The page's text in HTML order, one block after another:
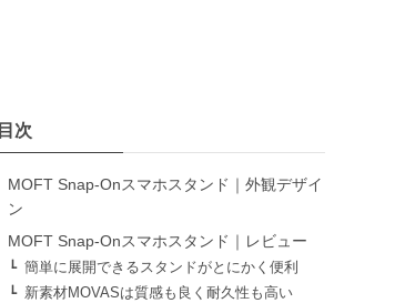
目次
MOFT Snap-Onスマホスタンド｜外観デザイ
ン
MOFT Snap-Onスマホスタンド｜レビュー
簡単に展開できるスタンドがとにかく便利
新素材MOVASは質感も良く耐久性も高い